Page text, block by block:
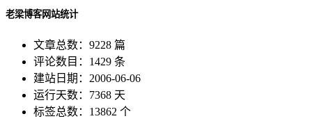
老梁博客网站统计
文章总数：9228 篇
评论数目：1429 条
建站日期：2006-06-06
运行天数：7368 天
标签总数：13862 个